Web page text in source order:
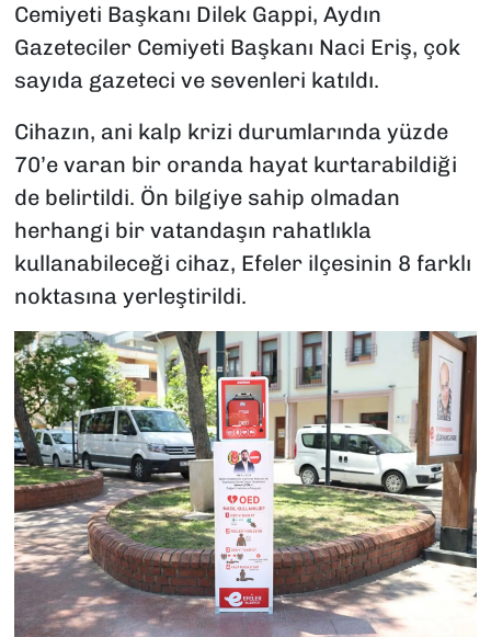
Cemiyeti Başkanı Dilek Gappi, Aydın
Gazeteciler Cemiyeti Başkanı Naci Eriş, çok
sayıda gazeteci ve sevenleri katıldı.
Cihazın, ani kalp krizi durumlarında yüzde
70’e varan bir oranda hayat kurtarabildiği
de belirtildi. Ön bilgiye sahip olmadan
herhangi bir vatandaşın rahatlıkla
kullanabileceği cihaz, Efeler ilçesinin 8 farklı
noktasına yerleştirildi.